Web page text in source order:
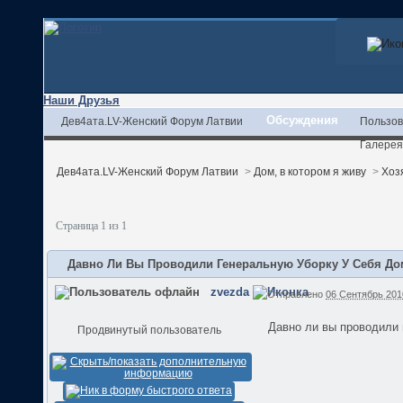
Наши Друзья
Дев4ата.LV-Женский Форум Латвии Обсуждения
Галерея
Дев4ата.LV-Женский Форум Латвии > Дом, в котором я живу >
Страница 1 из 1
Давно Ли Вы Проводили Генеральную Уборку У Себя
zvezda
Продвинутый пользователь
Отправлено 06 Сентябрь
Давно ли вы проводили